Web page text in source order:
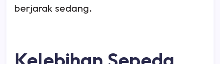
berjarak sedang.